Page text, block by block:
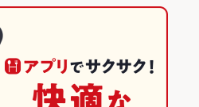
理
ランキング
屋ランキング